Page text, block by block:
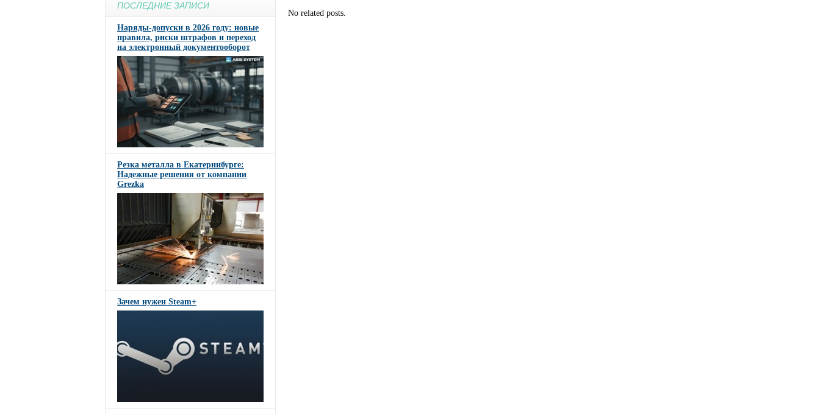
ПОСЛЕДНИЕ ЗАПИСИ
Наряды-допуски в 2026 году: новые
правила, риски штрафов и переход
на электронный документооборот
Резка металла в Екатеринбурге:
Надежные решения от компании
Grezka
Зачем нужен Steam+
No related posts.